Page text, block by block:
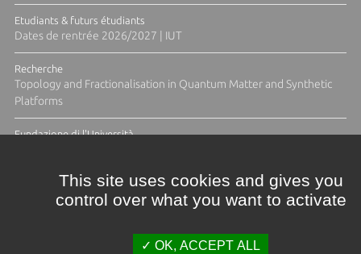
Etudiants & futurs étudiants
Dates de rentrée 2026/2027 | IUT
Recherche
Topology and Fractionalisation in Quantum Matter and Synthetic
Platforms
Fundazione di l'Università
This site uses cookies and gives you
control over what you want to activate
OK, ACCEPT ALL